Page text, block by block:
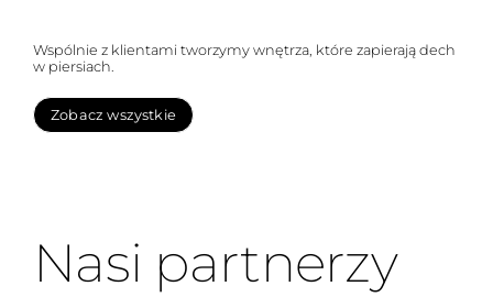
Wspólnie z klientami tworzymy wnętrza, które zapierają dech
w piersiach.
Zobacz wszystkie
Nasi partnerzy